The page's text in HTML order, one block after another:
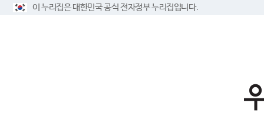
이 누리집은 대한민국 공식 전자정부 누리집입니다.